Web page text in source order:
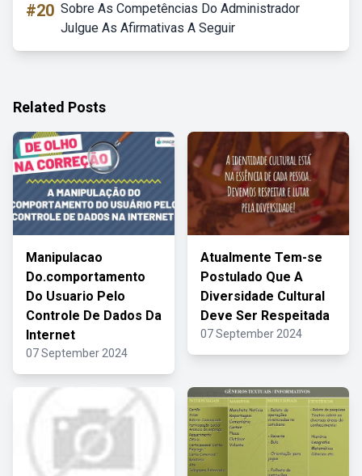
#20 Sobre As Competências Do Administrador
Julgue As Afirmativas A Seguir
Related Posts
Manipulacao
Do.comportamento
Do Usuario Pelo
Controle De Dados Da
Internet
07 September 2024
Atualmente Tem-se
Postulado Que A
Diversidade Cultural
Deve Ser Respeitada
07 September 2024